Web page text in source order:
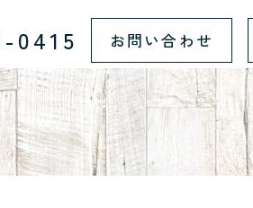
0415 お問い合わせ